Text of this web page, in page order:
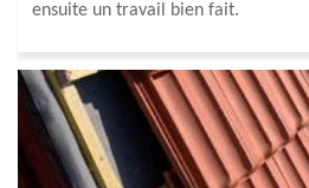
ensuite un travail bien fait.